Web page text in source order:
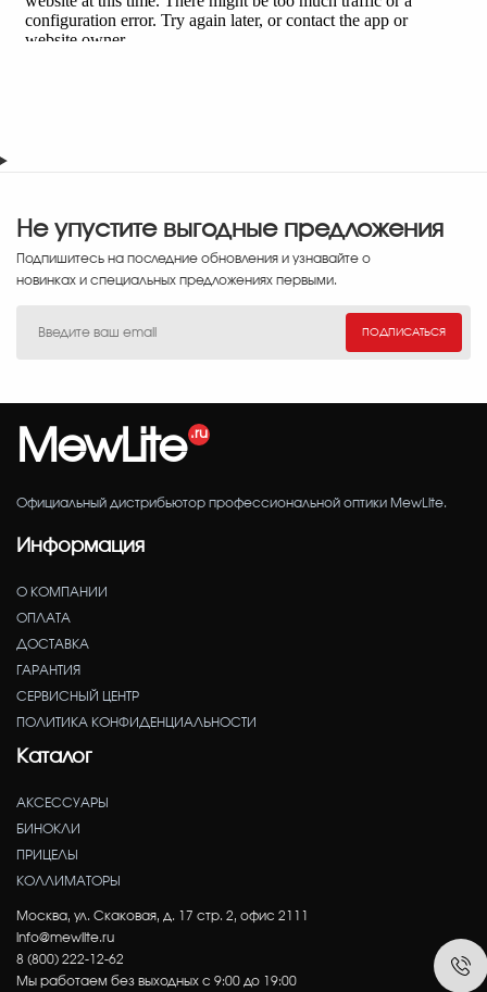
Не упустите выгодные предложения
Подпишитесь на последние обновления и узнавайте о
новинках и специальных предложениях первыми.
ПОДПИСАТЬСЯ
MewLite
Официальный дистрибьютор профессиональной оптики MewLite.
Информация
О КОМПАНИИ
ОПЛАТА
ДОСТАВКА
ГАРАНТИЯ
СЕРВИСНЫЙ ЦЕНТР
ПОЛИТИКА КОНФИДЕНЦИАЛЬНОСТИ
Каталог
АКСЕССУАРЫ
БИНОКЛИ
ПРИЦЕЛЫ
КОЛЛИМАТОРЫ
Москва, ул. Скаковая, д. 17 стр. 2, офис 2111
info@mewlite.ru
8 (800) 222-12-62
Мы работаем без выходных с 9:00 до 19:00